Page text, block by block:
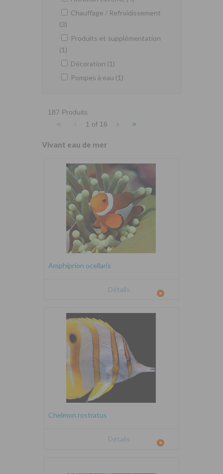
Chauffage / Refroidissement
(3)
Produits et supplémentation
(1)
Décoration (1)
Pompes à eau (1)
187 Produits
« ‹ 1 of 16 › »
Vivant eau de mer
Amphiprion ocellaris
Détails
Chelmon rostratus
Détails